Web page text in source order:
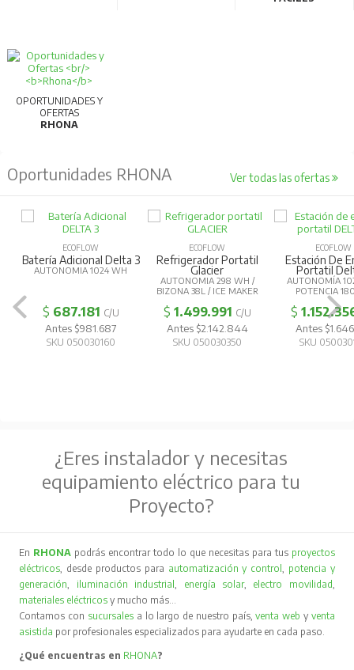
OPORTUNIDADES Y
OFERTAS
RHONA
Oportunidades RHONA Ver todas las ofertas
ECOFLOW
Batería Adicional Delta 3
AUTONOMIA 1024 WH
$ 687.181 C/U
Antes $981.687
SKU 050030160
ECOFLOW
Refrigerador Portatil
Glacier
AUTONOMIA 298 WH /
BIZONA 38L / ICE MAKER
$ 1.499.991 C/U
Antes $2.142.844
SKU 050030350
ECOFLOW
Estación De
Portatil
AUTONOMÍA
POTENCIA
$
Antes
SKU
¿Eres instalador y necesitas
equipamiento eléctrico para tu
Proyecto?
En RHONA podrás encontrar todo lo que necesitas para tus proyectos
eléctricos , desde productos para automatización y control
potencia y
generación
iluminación industrial energía solar, electro movilidad
materiales eléctricos y mucho más…
Contamos con sucursales a lo largo de nuestro país,venta web y venta
asistida por profesionales especializados para ayudarte en cada paso.
¿Qué encuentras en RHONA?